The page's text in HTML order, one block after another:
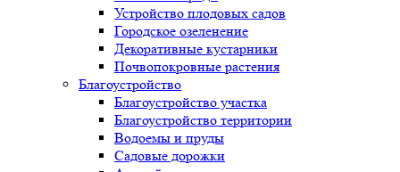
Устройство плодовых садов
Городское озеленение
Декоративные кустарники
Почвопокровные растения
Благоустройство
Благоустройство участка
Благоустройство территории
Водоемы и пруды
Садовые дорожки